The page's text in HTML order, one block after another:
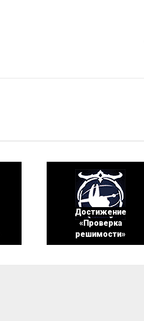
Достижение
«Проверка
решимости»